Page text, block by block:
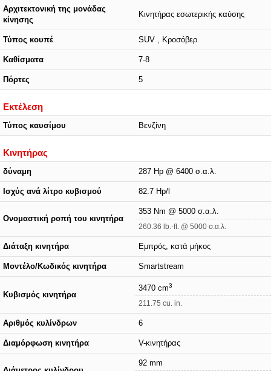
Αρχιτεκτονική της μονάδας
κίνησης
Κινητήρας εσωτερικής καύσης
Τύπος κουπέ SUV , Κροσόβερ
Καθίσματα 7-8
Πόρτες 5
Εκτέλεση
Τύπος καυσίμου Βενζίνη
Κινητήρας
δύναμη 287 Hp @ 6400 σ.α.λ.
Ισχύς ανά λίτρο κυβισμού 82.7 Hp/l
Ονομαστική ροπή του κινητήρα
353 Nm @ 5000 σ.α.λ.
260.36 lb.-ft. @ 5000 σ.α.λ.
Διάταξη κινητήρα Εμπρός, κατά μήκος
Μοντέλο/Κωδικός κινητήρα Smartstream
Κυβισμός κινητήρα
3470 cm3
211.75 cu. in.
Αριθμός κυλίνδρων 6
Διαμόρφωση κινητήρα V-κινητήρας
92 mm